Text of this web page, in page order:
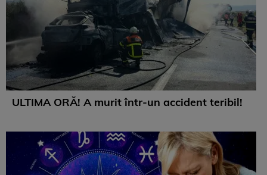
ULTIMA ORĂ! A murit într-un accident teribil!